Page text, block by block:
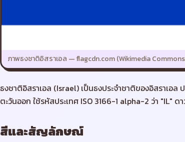
ภาพธงชาติอิสราเอล —flagcdn.com (Wikimedia
ธงชาติอิสราเอล (Israel) เป็นธงประจำชาติของอิสราเอล
ตะวันออก ใช้รหัสประเทศ ISO 3166-1 alpha-2 ว่า
สีและสัญลักษณ์